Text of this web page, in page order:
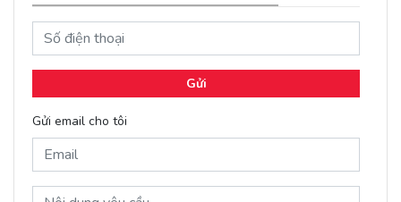
Gửi
Gửi email cho tôi